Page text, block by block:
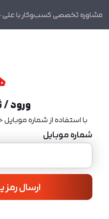
مشاوره تخصصی کسب‌وکار با
ورود /
با استفاده از شماره
شماره موبایل
ارسال